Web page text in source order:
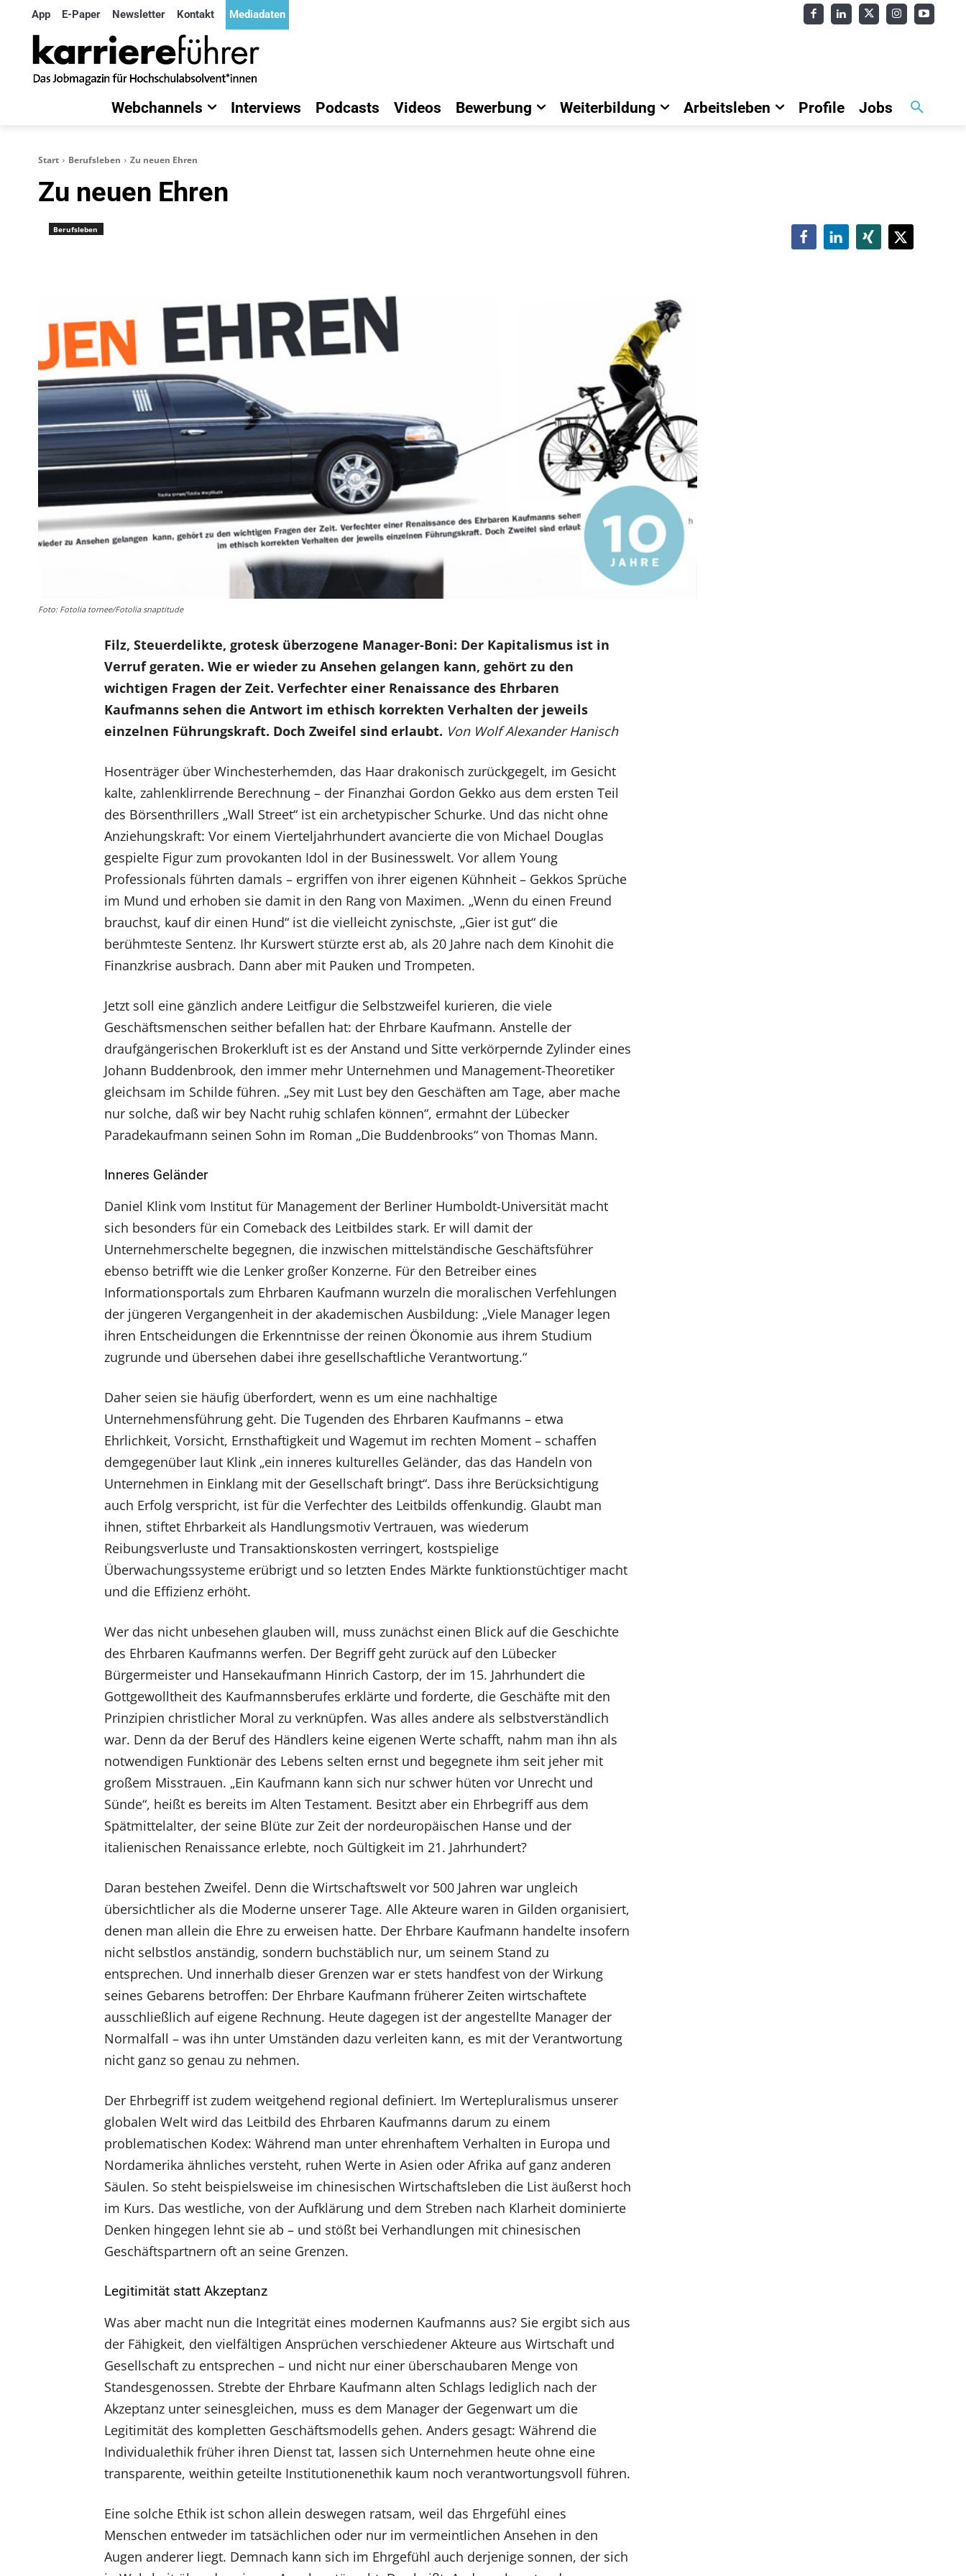
App E-Paper Newsletter Kontakt Mediadaten
Webchannels Interviews Podcasts Videos Bewerbung Weiterbildung Arbeitsleben Profile Jobs
Start Berufsleben Zu neuen Ehren
Zu neuen Ehren
Berufsleben
Foto: Fotolia tornee/Fotolia snaptitude
Filz, Steuerdelikte, grotesk überzogene Manager-Boni: Der Kapitalismus ist in
Verruf geraten. Wie er wieder zu Ansehen gelangen kann, gehört zu den
wichtigen Fragen der Zeit. Verfechter einer Renaissance des Ehrbaren
Kaufmanns sehen die Antwort im ethisch korrekten Verhalten der jeweils
einzelnen Führungskraft. Doch Zweifel sind erlaubt. Von Wolf Alexander Hanisch
Hosenträger über Winchesterhemden, das Haar drakonisch zurückgegelt, im Gesicht
kalte, zahlenklirrende Berechnung – der Finanzhai Gordon Gekko aus dem ersten Teil
des Börsenthrillers „Wall Street“ ist ein archetypischer Schurke. Und das nicht ohne
Anziehungskraft: Vor einem Vierteljahrhundert avancierte die von Michael Douglas
gespielte Figur zum provokanten Idol in der Businesswelt. Vor allem Young
Professionals führten damals – ergriffen von ihrer eigenen Kühnheit – Gekkos Sprüche
im Mund und erhoben sie damit in den Rang von Maximen. „Wenn du einen Freund
brauchst, kauf dir einen Hund“ ist die vielleicht zynischste, „Gier ist gut“ die
berühmteste Sentenz. Ihr Kurswert stürzte erst ab, als 20 Jahre nach dem Kinohit die
Finanzkrise ausbrach. Dann aber mit Pauken und Trompeten.
Jetzt soll eine gänzlich andere Leitfigur die Selbstzweifel kurieren, die viele
Geschäftsmenschen seither befallen hat: der Ehrbare Kaufmann. Anstelle der
draufgängerischen Brokerkluft ist es der Anstand und Sitte verkörpernde Zylinder eines
Johann Buddenbrook, den immer mehr Unternehmen und Management-Theoretiker
gleichsam im Schilde führen. „Sey mit Lust bey den Geschäften am Tage, aber mache
nur solche, daß wir bey Nacht ruhig schlafen können“, ermahnt der Lübecker
Paradekaufmann seinen Sohn im Roman „Die Buddenbrooks“ von Thomas Mann.
Inneres Geländer
Daniel Klink vom Institut für Management der Berliner Humboldt-Universität macht
sich besonders für ein Comeback des Leitbildes stark. Er will damit der
Unternehmerschelte begegnen, die inzwischen mittelständische Geschäftsführer
ebenso betrifft wie die Lenker großer Konzerne. Für den Betreiber eines
Informationsportals zum Ehrbaren Kaufmann wurzeln die moralischen Verfehlungen
der jüngeren Vergangenheit in der akademischen Ausbildung: „Viele Manager legen
ihren Entscheidungen die Erkenntnisse der reinen Ökonomie aus ihrem Studium
zugrunde und übersehen dabei ihre gesellschaftliche Verantwortung.“
Daher seien sie häufig überfordert, wenn es um eine nachhaltige
Unternehmensführung geht. Die Tugenden des Ehrbaren Kaufmanns – etwa
Ehrlichkeit, Vorsicht, Ernsthaftigkeit und Wagemut im rechten Moment – schaffen
demgegenüber laut Klink „ein inneres kulturelles Geländer, das das Handeln von
Unternehmen in Einklang mit der Gesellschaft bringt“. Dass ihre Berücksichtigung
auch Erfolg verspricht, ist für die Verfechter des Leitbilds offenkundig. Glaubt man
ihnen, stiftet Ehrbarkeit als Handlungsmotiv Vertrauen, was wiederum
Reibungsverluste und Transaktionskosten verringert, kostspielige
Überwachungssysteme erübrigt und so letzten Endes Märkte funktionstüchtiger macht
und die Effizienz erhöht.
Wer das nicht unbesehen glauben will, muss zunächst einen Blick auf die Geschichte
des Ehrbaren Kaufmanns werfen. Der Begriff geht zurück auf den Lübecker
Bürgermeister und Hansekaufmann Hinrich Castorp, der im 15. Jahrhundert die
Gottgewolltheit des Kaufmannsberufes erklärte und forderte, die Geschäfte mit den
Prinzipien christlicher Moral zu verknüpfen. Was alles andere als selbstverständlich
war. Denn da der Beruf des Händlers keine eigenen Werte schafft, nahm man ihn als
notwendigen Funktionär des Lebens selten ernst und begegnete ihm seit jeher mit
großem Misstrauen. „Ein Kaufmann kann sich nur schwer hüten vor Unrecht und
Sünde“, heißt es bereits im Alten Testament. Besitzt aber ein Ehrbegriff aus dem
Spätmittelalter, der seine Blüte zur Zeit der nordeuropäischen Hanse und der
italienischen Renaissance erlebte, noch Gültigkeit im 21. Jahrhundert?
Daran bestehen Zweifel. Denn die Wirtschaftswelt vor 500 Jahren war ungleich
übersichtlicher als die Moderne unserer Tage. Alle Akteure waren in Gilden organisiert,
denen man allein die Ehre zu erweisen hatte. Der Ehrbare Kaufmann handelte insofern
nicht selbstlos anständig, sondern buchstäblich nur, um seinem Stand zu
entsprechen. Und innerhalb dieser Grenzen war er stets handfest von der Wirkung
seines Gebarens betroffen: Der Ehrbare Kaufmann früherer Zeiten wirtschaftete
ausschließlich auf eigene Rechnung. Heute dagegen ist der angestellte Manager der
Normalfall – was ihn unter Umständen dazu verleiten kann, es mit der Verantwortung
nicht ganz so genau zu nehmen.
Der Ehrbegriff ist zudem weitgehend regional definiert. Im Wertepluralismus unserer
globalen Welt wird das Leitbild des Ehrbaren Kaufmanns darum zu einem
problematischen Kodex: Während man unter ehrenhaftem Verhalten in Europa und
Nordamerika ähnliches versteht, ruhen Werte in Asien oder Afrika auf ganz anderen
Säulen. So steht beispielsweise im chinesischen Wirtschaftsleben die List äußerst hoch
im Kurs. Das westliche, von der Aufklärung und dem Streben nach Klarheit dominierte
Denken hingegen lehnt sie ab – und stößt bei Verhandlungen mit chinesischen
Geschäftspartnern oft an seine Grenzen.
Legitimität statt Akzeptanz
Was aber macht nun die Integrität eines modernen Kaufmanns aus? Sie ergibt sich aus
der Fähigkeit, den vielfältigen Ansprüchen verschiedener Akteure aus Wirtschaft und
Gesellschaft zu entsprechen – und nicht nur einer überschaubaren Menge von
Standesgenossen. Strebte der Ehrbare Kaufmann alten Schlags lediglich nach der
Akzeptanz unter seinesgleichen, muss es dem Manager der Gegenwart um die
Legitimität des kompletten Geschäftsmodells gehen. Anders gesagt: Während die
Individualethik früher ihren Dienst tat, lassen sich Unternehmen heute ohne eine
transparente, weithin geteilte Institutionenethik kaum noch verantwortungsvoll führen.
Eine solche Ethik ist schon allein deswegen ratsam, weil das Ehrgefühl eines
Menschen entweder im tatsächlichen oder nur im vermeintlichen Ansehen in den
Augen anderer liegt. Demnach kann sich im Ehrgefühl auch derjenige sonnen, der sich